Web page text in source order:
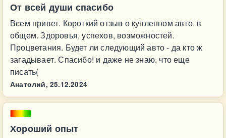
От всей души спасибо
Всем привет. Короткий отзыв о купленном авто. в
общем. Здоровья, успехов, возможностей.
Процветания. Будет ли следующий авто - да кто ж
загадывает. Спасибо! и даже не знаю, что еще
писать(
Анатолий, 25.12.2024
Хороший опыт